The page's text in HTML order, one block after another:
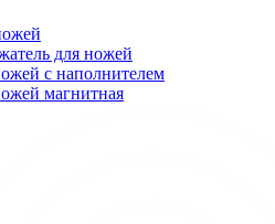
для ножей
с наполнителем
магнитная